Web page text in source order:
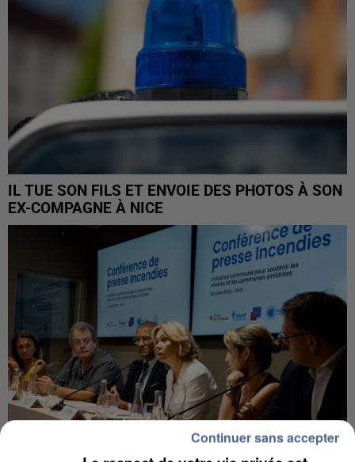
IL TUE SON FILS ET ENVOIE DES PHOTOS À SON
EX-COMPAGNE À NICE
Continuer sans accepter